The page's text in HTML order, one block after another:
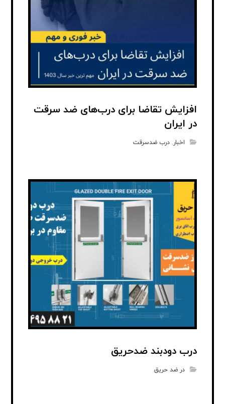
افزایش تقاضا برای درب‌های ضد سرقت
در ایران
اخبار,درب ضدسرقت
درب دودبند ضدحریق
در ضد حریق